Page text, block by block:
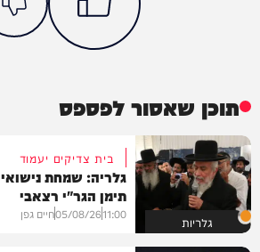
תוכן שאסור לפספס
גלריות
בית צדיקים יעמוד
גלריה: שמחת
תימן הגר"י רצאבי
11:00
05/08/26חיים גפן